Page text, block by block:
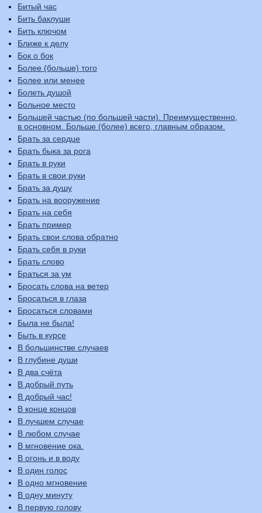
Битый час
Бить баклуши
Бить ключом
Ближе к делу
Бок о бок
Более (больше) того
Более или менее
Болеть душой
Больное место
Большей частью (по большей части). Преимущественно,
в основном. Больше (более) всего, главным образом.
Брать за сердце
Брать быка за рога
Брать в руки
Брать в свои руки
Брать за душу
Брать на вооружение
Брать на себя
Брать пример
Брать свои слова обратно
Брать себя в руки
Брать слово
Браться за ум
Бросать слова на ветер
Бросаться в глаза
Бросаться словами
Была не была!
Быть в курсе
В большинстве случаев
В глубине души
В два счёта
В добрый путь
В добрый час!
В конце концов
В лучшем случае
В любом случае
В мгновение ока.
В огонь и в воду
В один голос
В одно мгновение
В одну минуту
В первую голову